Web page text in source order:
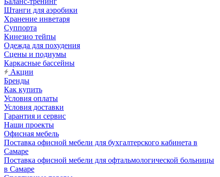
Штанги для аэробики
Хранение инветаря
Суппорта
Кинезио тейпы
Одежда для похудения
Сцены и подиумы
Каркасные бассейны
Акции
Бренды
Как купить
Условия оплаты
Условия доставки
Гарантия и сервис
Наши проекты
Офисная мебель
Поставка офисной мебели для бухгалтерского кабинета в
Самаре
Поставка офисной мебели для офтальмологической больницы
в Самаре